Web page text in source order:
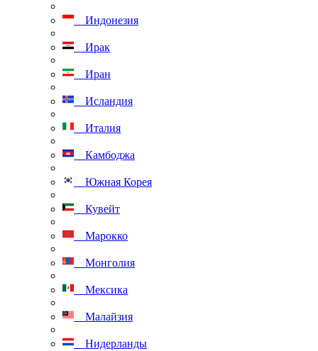
Индонезия
Ирак
Иран
Исландия
Италия
Камбоджа
Южная Корея
Кувейт
Марокко
Монголия
Мексика
Малайзия
Нидерланды